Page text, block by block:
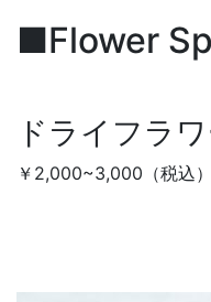
■Flower
ドライフラ
￥2,000~3,000（税込）